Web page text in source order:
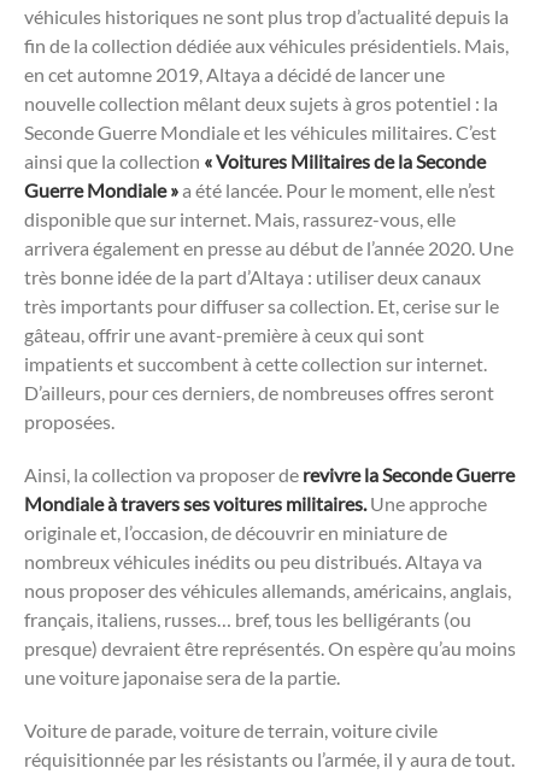
véhicules historiques ne sont plus trop d’actualité depuis la
fin de la collection dédiée aux véhicules présidentiels. Mais,
en cet automne 2019, Altaya a décidé de lancer une
nouvelle collection mêlant deux sujets à gros potentiel : la
Seconde Guerre Mondiale et les véhicules militaires. C’est
ainsi que la collection « Voitures Militaires de la Seconde
Guerre Mondiale »a été lancée. Pour le moment, elle n’est
disponible que sur internet. Mais, rassurez-vous, elle
arrivera également en presse au début de l’année 2020. Une
très bonne idée de la part d’Altaya : utiliser deux canaux
très importants pour diffuser sa collection. Et, cerise sur le
gâteau, offrir une avant-première à ceux qui sont
impatients et succombent à cette collection sur internet.
D’ailleurs, pour ces derniers, de nombreuses offres seront
proposées.
Ainsi, la collection va proposer de revivre la Seconde Guerre
Mondiale à travers ses voitures militaires.Une approche
originale et, l’occasion, de découvrir en miniature de
nombreux véhicules inédits ou peu distribués. Altaya va
nous proposer des véhicules allemands, américains, anglais,
français, italiens, russes… bref, tous les belligérants (ou
presque) devraient être représentés. On espère qu’au moins
une voiture japonaise sera de la partie.
Voiture de parade, voiture de terrain, voiture civile
réquisitionnée par les résistants ou l’armée, il y aura de tout.